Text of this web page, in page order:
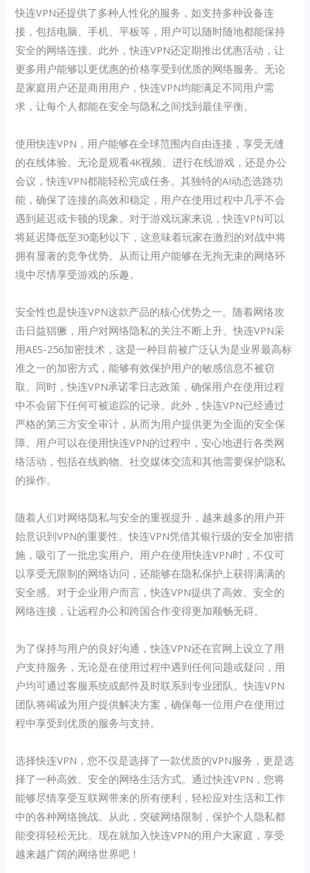
快连VPN还提供了多种人性化的服务，如支持多种设备连
接，包括电脑、手机、平板等，用户可以随时随地都能保持
安全的网络连接。此外，快连VPN还定期推出优惠活动，让
更多用户能够以更优惠的价格享受到优质的网络服务。无论
是家庭用户还是商用用户，快连VPN均能满足不同用户需
求，让每个人都能在安全与隐私之间找到最佳平衡。
使用快连VPN，用户能够在全球范围内自由连接，享受无缝
的在线体验。无论是观看4K视频、进行在线游戏，还是办公
会议，快连VPN都能轻松完成任务。其独特的AI动态选路功
能，确保了连接的高效和稳定，用户在使用过程中几乎不会
遇到延迟或卡顿的现象。对于游戏玩家来说，快连VPN可以
将延迟降低至30毫秒以下，这意味着玩家在激烈的对战中将
拥有显著的竞争优势。从而让用户能够在无拘无束的网络环
境中尽情享受游戏的乐趣。
安全性也是快连VPN这款产品的核心优势之一。随着网络攻
击日益猖獗，用户对网络隐私的关注不断上升。快连VPN采
用AES-256加密技术，这是一种目前被广泛认为是业界最高标
准之一的加密方式，能够有效保护用户的敏感信息不被窃
取。同时，快连VPN承诺零日志政策，确保用户在使用过程
中不会留下任何可被追踪的记录。此外，快连VPN已经通过
严格的第三方安全审计，从而为用户提供更为全面的安全保
障。用户可以在使用快连VPN的过程中，安心地进行各类网
络活动，包括在线购物、社交媒体交流和其他需要保护隐私
的操作。
随着人们对网络隐私与安全的重视提升，越来越多的用户开
始意识到VPN的重要性。快连VPN凭借其银行级的安全加密措
施，吸引了一批忠实用户。用户在使用快连VPN时，不仅可
以享受无限制的网络访问，还能够在隐私保护上获得满满的
安全感。对于企业用户而言，快连VPN提供了高效、安全的
网络连接，让远程办公和跨国合作变得更加顺畅无碍。
为了保持与用户的良好沟通，快连VPN还在官网上设立了用
户支持服务，无论是在使用过程中遇到任何问题或疑问，用
户均可通过客服系统或邮件及时联系到专业团队。快连VPN
团队将竭诚为用户提供解决方案，确保每一位用户在使用过
程中享受到优质的服务与支持。
选择快连VPN，您不仅是选择了一款优质的VPN服务，更是选
择了一种高效、安全的网络生活方式。通过快连VPN，您将
能够尽情享受互联网带来的所有便利，轻松应对生活和工作
中的各种网络挑战。从此，突破网络限制，保护个人隐私都
能变得轻松无比。现在就加入快连VPN的用户大家庭，享受
越来越广阔的网络世界吧！